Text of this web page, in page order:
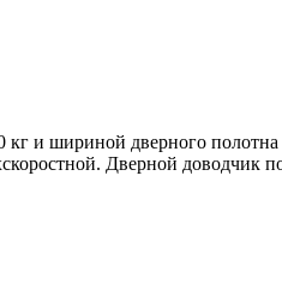
и шириной дверного
Дверной доводчик